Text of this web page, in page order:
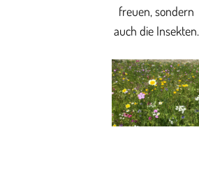
freuen, sondern
auch die Insekten.